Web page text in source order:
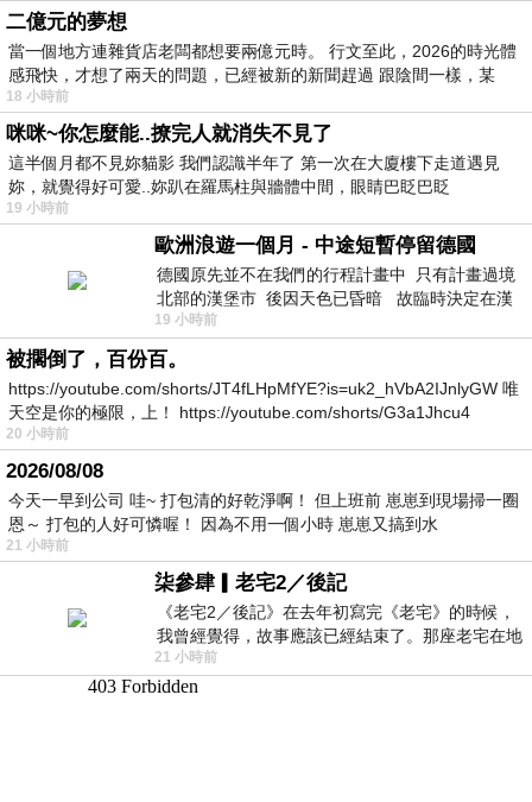
二億元的夢想
當一個地方連雜貨店老闆都想要兩億元時。 行文至此，2026的時光體
感飛快，才想了兩天的問題，已經被新的新聞趕過 跟陰間一樣，某
18 小時前
咪咪~你怎麼能..撩完人就消失不見了
這半個月都不見妳貓影 我們認識半年了 第一次在大廈樓下走道遇見
妳，就覺得好可愛..妳趴在羅馬柱與牆體中間，眼睛巴眨巴眨
19 小時前
歐洲浪遊一個月 - 中途短暫停留德國
德國原先並不在我們的行程計畫中 只有計畫過境
北部的漢堡市 後因天色已昏暗 故臨時決定在漢
堡市吃晚餐和過夜
19 小時前
被擱倒了，百份百。
https://youtube.com/shorts/JT4fLHpMfYE?is=uk2_hVbA2IJnlyGW 唯
天空是你的極限，上！ https://youtube.com/shorts/G3a1Jhcu4
20 小時前
2026/08/08
今天一早到公司 哇~ 打包清的好乾淨啊！ 但上班前 崽崽到現場掃一圈
恩～ 打包的人好可憐喔！ 因為不用一個小時 崽崽又搞到水
21 小時前
柒參肆▎老宅2／後記
《老宅2／後記》在去年初寫完《老宅》的時候，
我曾經覺得，故事應該已經結束了。那座老宅在地
震中倒塌，七個人終於離開那片黑暗，
21 小時前